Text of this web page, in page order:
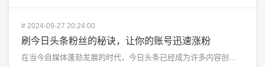
# 2024-09-27 20:24:00
刷今日头条粉丝的秘诀，让你的账号迅速涨粉
在当今自媒体蓬勃发展的时代，今日头条已经成为许多内容创作者的首选平台之一。面对日益激烈的竞争，想要让...